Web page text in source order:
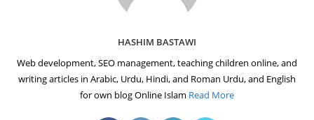
HASHIM BASTAWI
Web development, SEO management, teaching children online, and
writing articles in Arabic, Urdu, Hindi, and Roman Urdu, and English
for own blog Online Islam Read More